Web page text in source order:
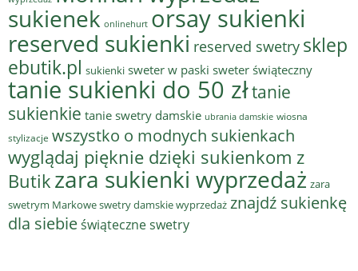
sukienek onlinehurt orsay sukienki
reserved sukienki reserved swetry sklep
ebutik.pl sukienki sweter w paski sweter świąteczny
tanie sukienki do 50 złtanie
sukienkie tanie swetry damskie ubrania damskie wiosna
stylizacje wszystko o modnych sukienkach
wyglądaj pięknie dzięki sukienkom z
Butik zara sukienki wyprzedaż zara
swetrym Markowe swetry damskie wyprzedaż znajdź sukienkę
dla siebieświąteczne swetry